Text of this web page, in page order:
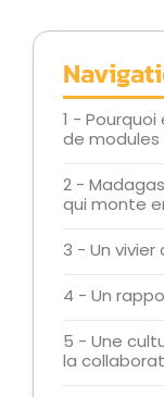
1 -
de modules
2 -
qui monte
3 - Un
4 - Un
5 - Une
la